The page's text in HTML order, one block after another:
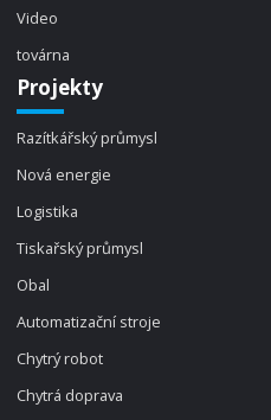
Video
továrna
Projekty
Razítkářský průmysl
Nová energie
Logistika
Tiskařský průmysl
Obal
Automatizační stroje
Chytrý robot
Chytrá doprava